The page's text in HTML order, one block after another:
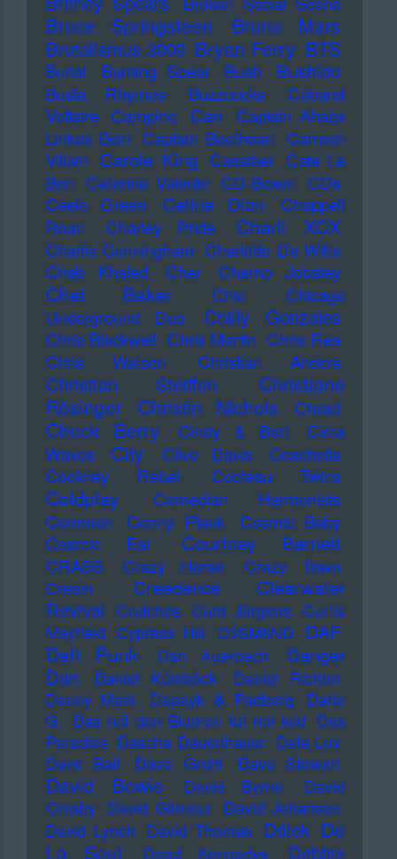
Bruce Springsteen Bruno Mars
Brutalismus 3000 Bryan Ferry BTS
Burial Burning Spear Bush Bushido
Busta Rhymes Buzzcocks
Cabaret
Voltaire Campino Can
Captain Ahabs
Linkes Bein Captain Beefheart Carmen
Villain Carole King Cassiber Cate Le
Bon
Caterina Valente CD-Boxen
CDs
Ceelo Green
Celine Dion
Chappell
Roan
Charley Pride Charli XCX
Charlie Cunningham Charlotte De Witte
Cheb Khaled
Cher Cherno Jobatey
Chet Baker Chic
Chicago
Underground Duo
Chilly Gonzales
Chris Blackwell Chris Martin Chris Rea
Chris Watson
Christian Anders
Christian Steiffen
Christiane
Rösinger
Christin Nichols Christl
Chuck Berry Cindy & Bert
Circa
Waves
City Clive Davis
Coachella
Cockney Rebel
Cocteau Twins
Coldplay
Comedian Harmonists
Common
Conny Plank
Cosmic Baby
Cosmic Ear
Courtney Barnett
CRASS Crazy Horse Crazy Town
Cream
Creedence Clearwater
Revival
Crutches Curd Jürgens Curtis
Mayfield Cypress Hill D3SM6ND DAF
Daft Punk Dan Auerbach
Danger
Dan
Daniel Küblböck
Daniel Richter
Danny Mark
Dapayk & Padberg
Dario
G. Das mit den Blumen tut mir leid Das
Paradies Dascha Dauenhauer Data Luv
Dave Ball
Dave Grohl Dave Stewart
David Bowie David Byrne
David
Crosby David Gilmour David Johansen
David Lynch David Thomas Dälek De
La Soul
Dead Kennedys
Debbie